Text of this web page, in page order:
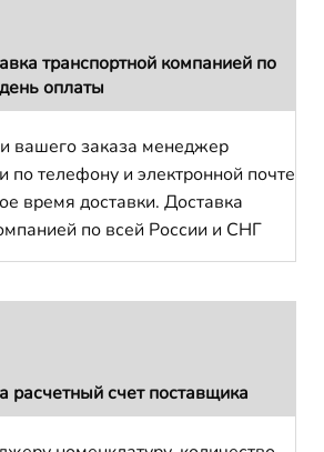
транспортной компанией по
оплаты
вашего заказа менеджер
по телефону и электронной почте
время доставки. Доставка
по всей России и СНГ
расчетный счет поставщика